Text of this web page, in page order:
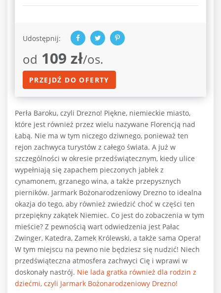
Udostępnij:
od 109 zł/os.
PRZEJDŹ DO OFERTY
Perła Baroku, czyli Drezno! Piękne, niemieckie miasto,
które jest również przez wielu nazywane Florencją nad
Łabą. Nie ma w tym niczego dziwnego, ponieważ ten
rejon zachwyca turystów z całego świata. A już w
szczególności w okresie przedświątecznym, kiedy ulice
wypełniają się zapachem pieczonych jabłek z
cynamonem, grzanego wina, a także przepysznych
pierników. Jarmark Bożonarodzeniowy Drezno to idealna
okazja do tego, aby również zwiedzić choć w części ten
przepiękny zakątek Niemiec. Co jest do zobaczenia w tym
mieście? Z pewnością wart odwiedzenia jest Pałac
Zwinger, Katedra, Zamek Królewski, a także sama Opera!
W tym miejscu na pewno nie będziesz się nudzić! Niech
przedświąteczna atmosfera zachwyci Cię i wprawi w
doskonały nastrój. Nie lada gratka również dla rodzin z
dziećmi, czyli Jarmark Bożonarodzeniowy Drezno!